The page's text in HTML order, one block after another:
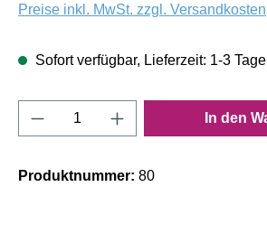
Preise inkl. MwSt. zzgl. Versandkosten
Sofort verfügbar, Lieferzeit: 1-3 Tage
Produkt Anzahl: Gib den
In den
Produktnummer: 80